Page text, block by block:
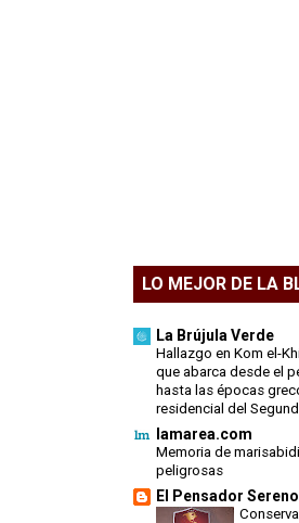
LO MEJOR DE LA
La Brújula Verde
Hallazgo en Kom el-
que abarca desde el
hasta las épocas
residencial del
lamarea.com
Memoria de
peligrosas
El Pensador Sereno